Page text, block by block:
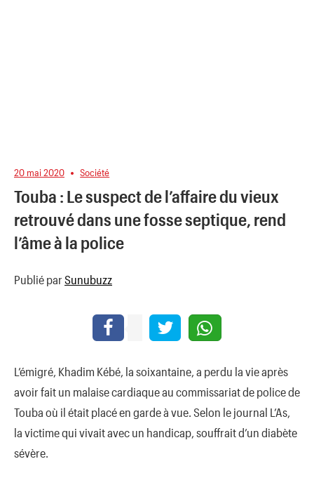
20 mai 2020 Société
Touba : Le suspect de l’affaire du vieux
retrouvé dans une fosse septique, rend
l’âme à la police
Publié par Sunubuzz
L’émigré, Khadim Kébé, la soixantaine, a perdu la vie après
avoir fait un malaise cardiaque au commissariat de police de
Touba où il était placé en garde à vue. Selon le journal L’As,
la victime qui vivait avec un handicap, souffrait d’un diabète
sévère.